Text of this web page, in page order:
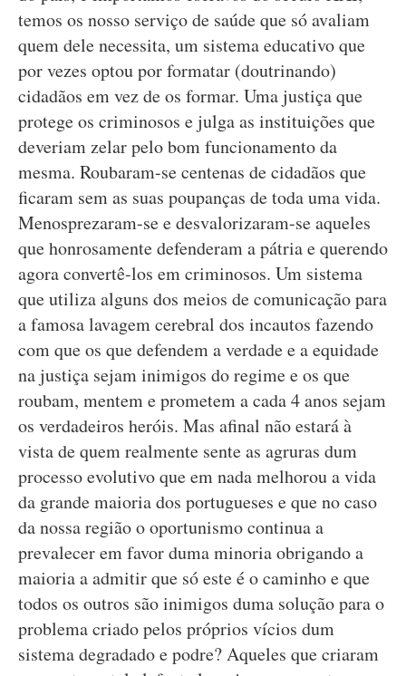
temos os nosso serviço de saúde que só avaliam
quem dele necessita, um sistema educativo que
por vezes optou por formatar (doutrinando)
cidadãos em vez de os formar. Uma justiça que
protege os criminosos e julga as instituições que
deveriam zelar pelo bom funcionamento da
mesma. Roubaram-se centenas de cidadãos que
ficaram sem as suas poupanças de toda uma vida.
Menosprezaram-se e desvalorizaram-se aqueles
que honrosamente defenderam a pátria e querendo
agora convertê-los em criminosos. Um sistema
que utiliza alguns dos meios de comunicação para
a famosa lavagem cerebral dos incautos fazendo
com que os que defendem a verdade e a equidade
na justiça sejam inimigos do regime e os que
roubam, mentem e prometem a cada 4 anos sejam
os verdadeiros heróis. Mas afinal não estará à
vista de quem realmente sente as agruras dum
processo evolutivo que em nada melhorou a vida
da grande maioria dos portugueses e que no caso
da nossa região o oportunismo continua a
prevalecer em favor duma minoria obrigando a
maioria a admitir que só este é o caminho e que
todos os outros são inimigos duma solução para o
problema criado pelos próprios vícios dum
sistema degradado e podre? Aqueles que criaram